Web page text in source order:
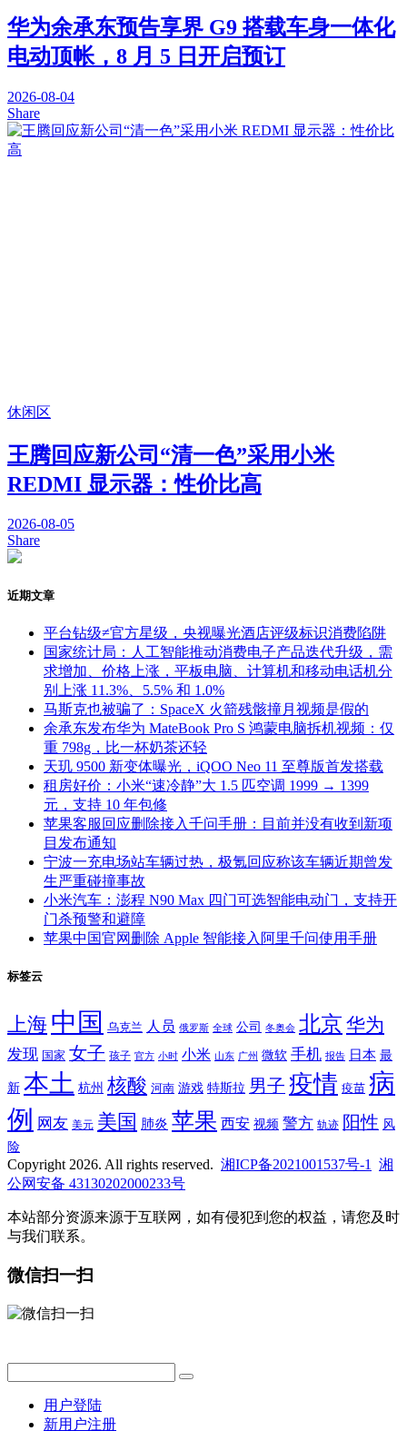
华为余承东预告享界 G9 搭载车身一体化
电动顶帐，8 月 5 日开启预订
2026-08-04
Share
休闲区
王腾回应新公司“清一色”采用小米
REDMI 显示器：性价比高
2026-08-05
Share
近期文章
平台钻级≠官方星级，央视曝光酒店评级标识消费陷阱
国家统计局：人工智能推动消费电子产品迭代升级，需
求增加、价格上涨，平板电脑、计算机和移动电话机分
别上涨 11.3%、5.5% 和 1.0%
马斯克也被骗了：SpaceX 火箭残骸撞月视频是假的
余承东发布华为 MateBook Pro S 鸿蒙电脑拆机视频：仅
重 798g，比一杯奶茶还轻
天玑 9500 新变体曝光，iQOO Neo 11 至尊版首发搭载
租房好价：小米“速冷静”大 1.5 匹空调 1999 → 1399
元，支持 10 年包修
苹果客服回应删除接入千问手册：目前并没有收到新项
目发布通知
宁波一充电场站车辆过热，极氪回应称该车辆近期曾发
生严重碰撞事故
小米汽车：澎程 N90 Max 四门可选智能电动门，支持开
门杀预警和避障
苹果中国官网删除 Apple 智能接入阿里千问使用手册
标签云
上海 中国 乌克兰 人员 俄罗斯 全球 公司 冬奥会 北京 华为
发现 国家 女子 孩子 官方 小时 小米 山东 广州 微软 手机 报告 日本 最
新 本土 杭州 核酸 河南 游戏 特斯拉 男子 疫情 疫苗 病
例
网友 美元 美国 肺炎 苹果 西安 视频 警方 轨迹 阳性 风
险
Copyright 2026. All rights reserved. 湘ICP备2021001537号-1
湘
公网安备 43130202000233号
本站部分资源来源于互联网，如有侵犯到您的权益，请您及时
与我们联系。
微信扫一扫
用户登陆
新用户注册